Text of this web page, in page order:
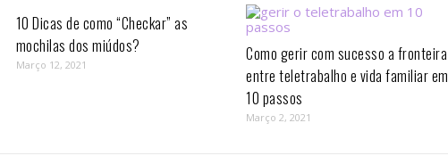
10 Dicas de como “Checkar” as
mochilas dos miúdos?
Março 12, 2021
Como gerir com sucesso a fronteira
entre teletrabalho e vida familiar em
10 passos⁣
Março 2, 2021